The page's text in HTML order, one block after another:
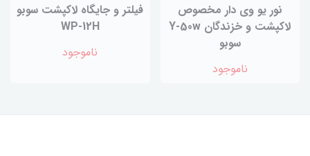
نور یو وی دار مخصوص
لاکپشت و خزندگان Y-50w
سوبو
ناموجود
فیلتر و جایگاه لاکپشت سوبو
WP-12H
ناموجود